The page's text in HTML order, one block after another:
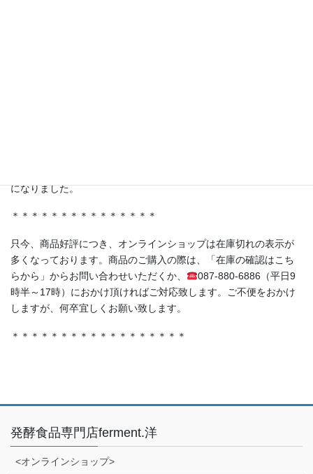
になりました。
＊＊＊＊＊＊＊＊＊＊＊＊＊＊＊
只今、商品好評につき、オンラインショップは在庫切れの表示が
多くなっております。商品のご購入の際は、「在庫の確認はこち
らから」からお問い合わせいただくか、
087-880-6886（平日9
時半～17時）におかけ頂ければご対応致します。ご不便をおかけ
しますが、何卒宜しくお願い致します。
＊＊＊＊＊＊＊＊＊＊＊＊＊＊＊＊＊＊
発酵食品専門店ferment.洋
<オンラインショップ>